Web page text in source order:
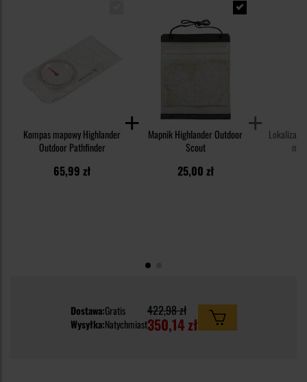
Kompas mapowy Highlander
Outdoor Pathfinder
65,99 zł
Mapnik Highlander Outdoor
Scout
25,00 zł
Dostawa:Gratis
Wysyłka:Natychmiast
422,98 zł
350,14 zł